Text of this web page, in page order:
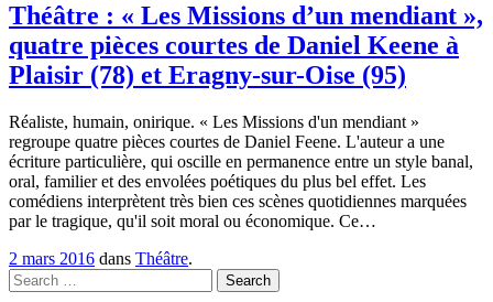
Théâtre : « Les Missions d’un mendiant »,
quatre pièces courtes de Daniel Keene à
Plaisir (78) et Eragny-sur-Oise (95)
Réaliste, humain, onirique. « Les Missions d'un mendiant »
regroupe quatre pièces courtes de Daniel Feene. L'auteur a une
écriture particulière, qui oscille en permanence entre un style banal,
oral, familier et des envolées poétiques du plus bel effet. Les
comédiens interprètent très bien ces scènes quotidiennes marquées
par le tragique, qu'il soit moral ou économique. Ce…
2 mars 2016 dans Théâtre.
Search